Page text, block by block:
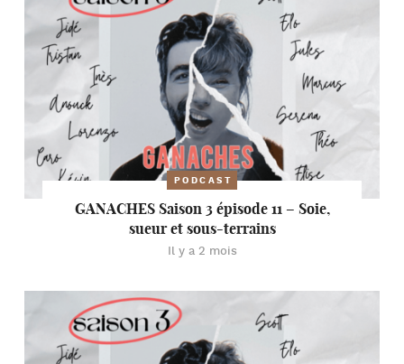
PODCAST
GANACHES Saison 3 épisode 11 – Soie,
sueur et sous-terrains
Il y a 2 mois